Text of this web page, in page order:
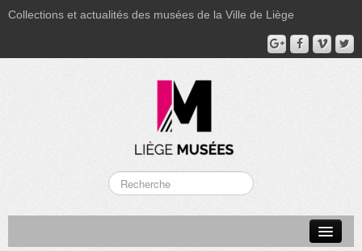
Collections et actualités des musées de la Ville de Liège